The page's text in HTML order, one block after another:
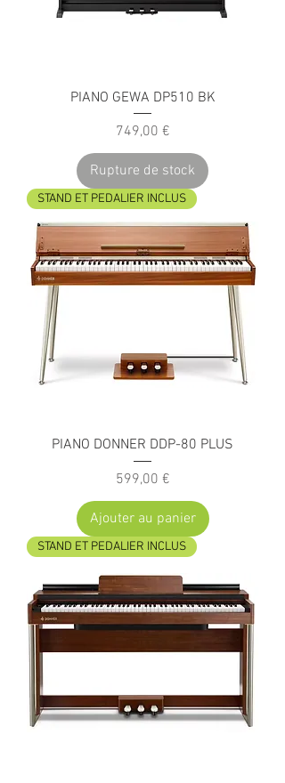
PIANO GEWA DP510 BK
Prix
749,00 €
Rupture de stock
STAND ET PEDALIER INCLUS
PIANO DONNER DDP-80 PLUS
Prix
599,00 €
Ajouter au panier
STAND ET PEDALIER INCLUS